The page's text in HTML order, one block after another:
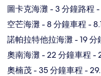
圖卡克海灘- 3 分鐘路程 -
空芒海灘- 8 分鐘車程 -
諾帕拉特他拉海灘- 19 分
奧南海灘- 22 分鐘車程 -
奧楠茂- 35 分鐘車程 -